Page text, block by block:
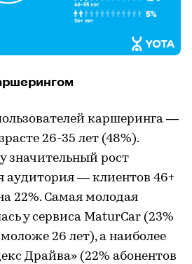
каршеринга —
26-35 лет (48%).
значительный рост
аудитория — клиентов 46+
22%. Самая молодая
у сервиса MaturCar (23%
26 лет), а наиболее
Драйва» (22% абонентов